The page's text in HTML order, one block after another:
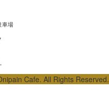
車場
Cafe. All Rights Reserved.